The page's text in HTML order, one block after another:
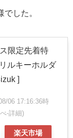
した。
限定先着特
ルキーホルダ
]
06 17:16:36時
-詳細)
楽天市場